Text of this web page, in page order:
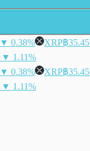
▼ 0.38% XRP฿35.45
▼ 1.11%
▼ 0.38% XRP฿35.45
▼ 1.11%